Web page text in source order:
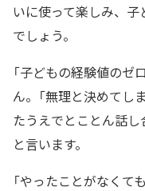
いに使って楽しみ、
でしょう。
「子どもの経験値のゼ
ん。「無理と決めてし
たうえでとことん話し
と言います。
「やったことがなくて